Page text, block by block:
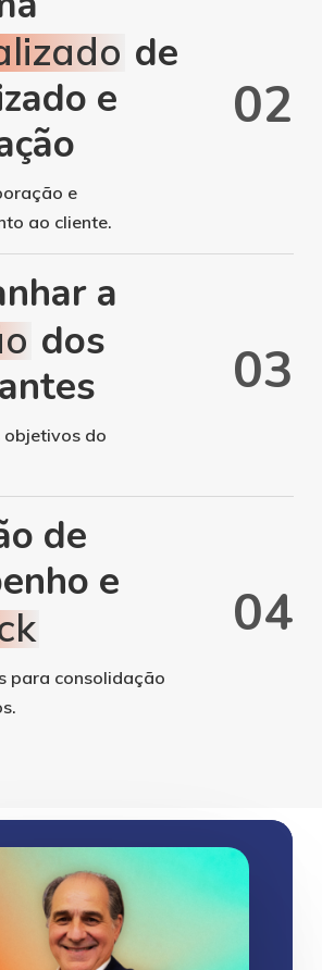
de
e
e
ao cliente.
02
a
dos
objetivos do
03
de
e
para consolidação
04